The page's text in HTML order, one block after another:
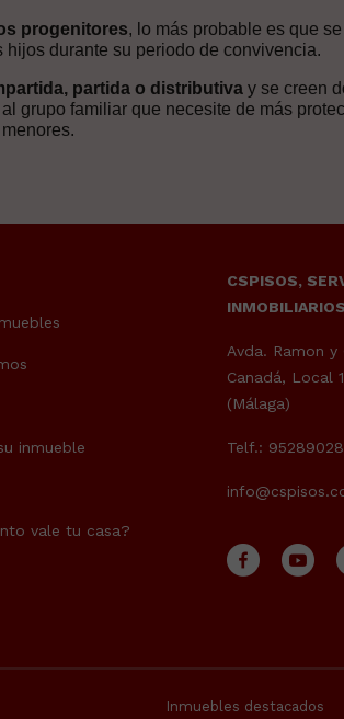
progenitores, lo más probable es que
durante su periodo de convivencia.
partida o distributiva y se creen
grupo familiar que necesite de más
inmueble
vale tu casa?
CSPISOS,
INMOBILIARIOS
Avda. Ramon
Canadá, Local
(Málaga)
Telf.:
Inmuebles destacados